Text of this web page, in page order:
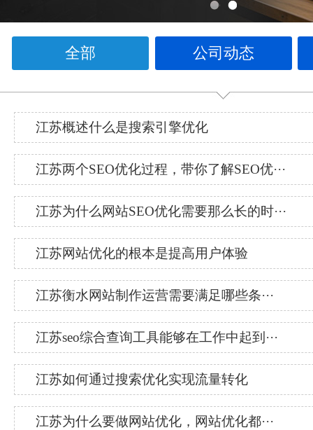
全部 公司动态
江苏概述什么是搜索引擎优化
江苏两个SEO优化过程，带你了解SEO优···
江苏为什么网站SEO优化需要那么长的时···
江苏网站优化的根本是提高用户体验
江苏衡水网站制作运营需要满足哪些条···
江苏seo综合查询工具能够在工作中起到···
江苏如何通过搜索优化实现流量转化
江苏为什么要做网站优化，网站优化都···